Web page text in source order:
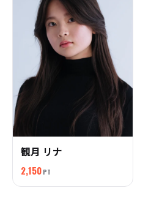
観月 リナ
2,150 PT